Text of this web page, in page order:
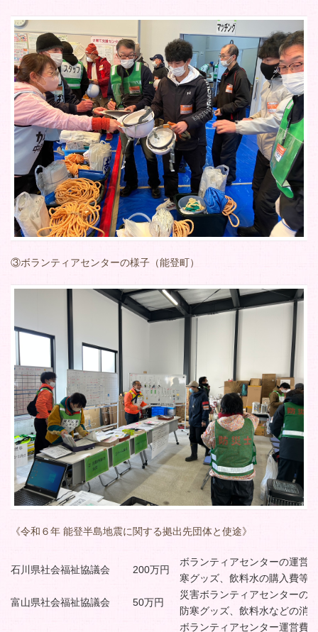
③ボランティアセンターの様子（能登町）
《令和６年 能登半島地震に関する拠出先団体と使途》
石川県社会福祉協議会 200万円
ボランティアセンターの運営
寒グッズ、飲料水の購入費等
富山県社会福祉協議会 50万円
災害ボランティアセンターの
防寒グッズ、飲料水などの消
ボランティアセンター運営費